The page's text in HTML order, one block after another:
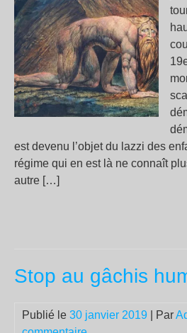
est devenu l’objet du lazzi des
régime qui en est là ne connaît
autre […]
Stop au gâchis
Publié le 30 janvier 2019 | Par